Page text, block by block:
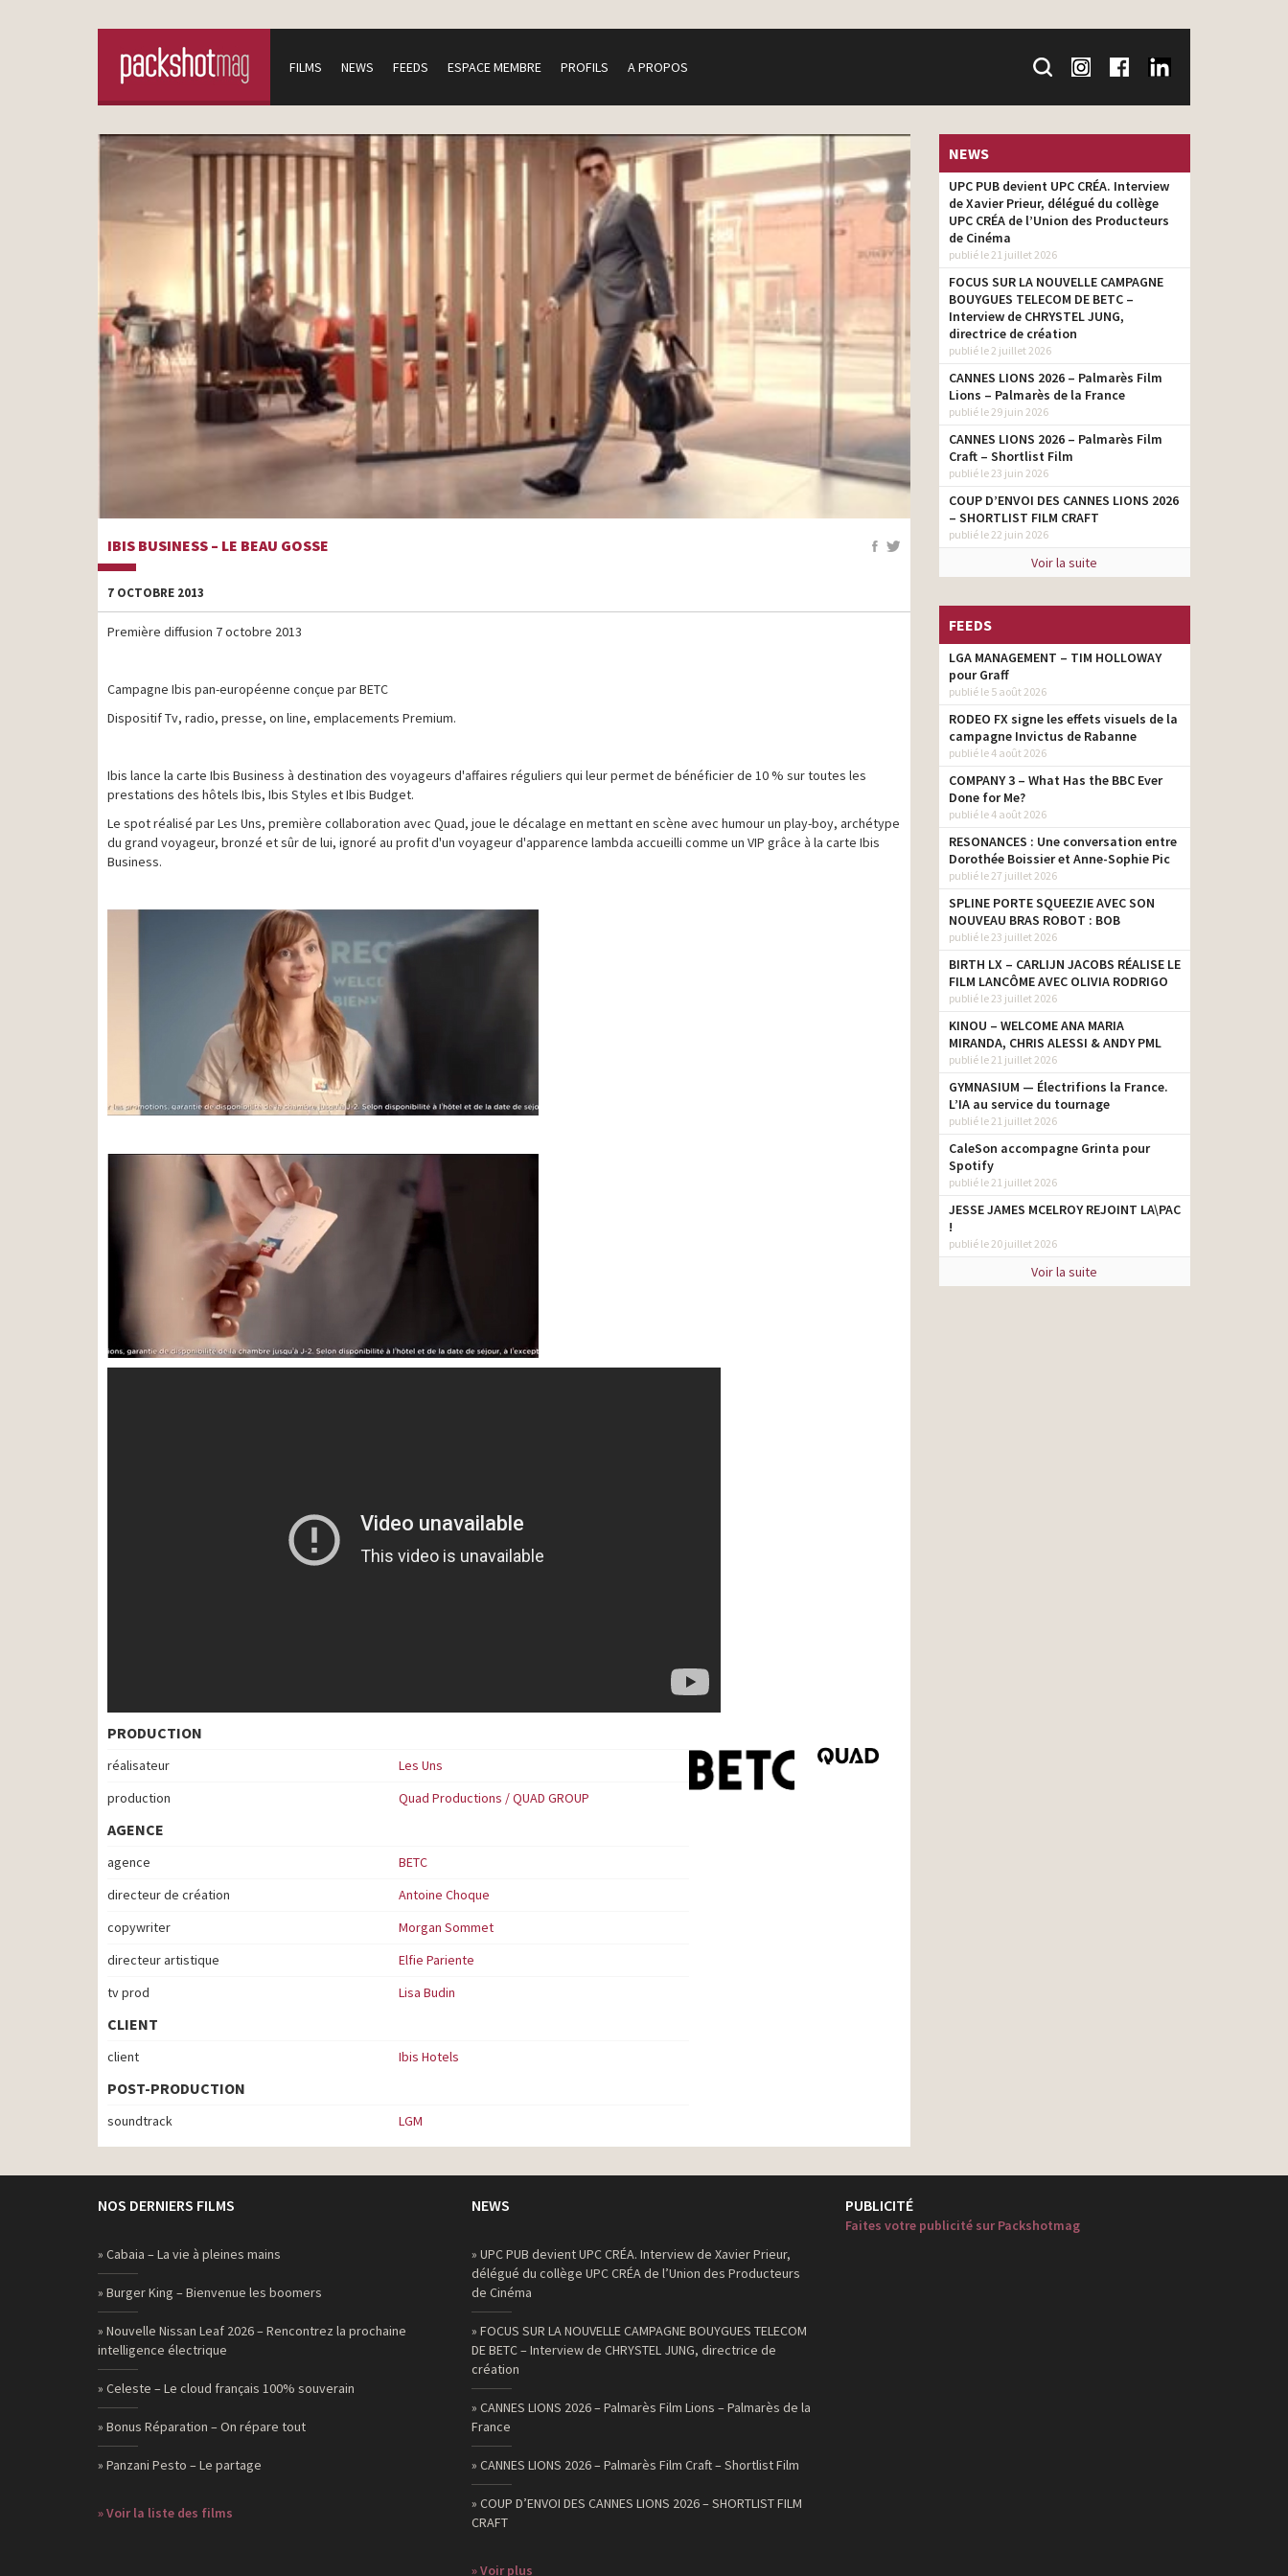
FILMS NEWS FEEDS ESPACE MEMBRE PROFILS A PROPOS
IBIS BUSINESS – LE BEAU GOSSE
7 OCTOBRE 2013
Première diffusion 7 octobre 2013
Campagne Ibis pan-européenne conçue par BETC
Dispositif Tv, radio, presse, on line, emplacements Premium.
Ibis lance la carte Ibis Business à destination des voyageurs d'affaires réguliers qui leur permet de bénéficier de 10 % sur toutes les
prestations des hôtels Ibis, Ibis Styles et Ibis Budget.
Le spot réalisé par Les Uns, première collaboration avec Quad, joue le décalage en mettant en scène avec humour un play-boy, archétype
du grand voyageur, bronzé et sûr de lui, ignoré au profit d'un voyageur d'apparence lambda accueilli comme un VIP grâce à la carte Ibis
Business.
PRODUCTION
réalisateur
Les Uns
production
Quad Productions / QUAD GROUP
AGENCE
agence
BETC
directeur de création
Antoine Choque
copywriter
Morgan Sommet
directeur artistique
Elfie Pariente
tv prod
Lisa Budin
CLIENT
client Ibis Hotels
POST-PRODUCTION
soundtrack LGM
NEWS
UPC PUB devient UPC CRÉA. Interview
de Xavier Prieur, délégué du collège
UPC CRÉA de l’Union des Producteurs
de Cinéma
publié le 21 juillet 2026
FOCUS SUR LA NOUVELLE CAMPAGNE
BOUYGUES TELECOM DE BETC –
Interview de CHRYSTEL JUNG,
directrice de création
publié le 2 juillet 2026
CANNES LIONS 2026 – Palmarès Film
Lions – Palmarès de la France
publié le 29 juin 2026
CANNES LIONS 2026 – Palmarès Film
Craft – Shortlist Film
publié le 23 juin 2026
COUP D’ENVOI DES CANNES LIONS 2026
– SHORTLIST FILM CRAFT
publié le 22 juin 2026
Voir la suite
FEEDS
LGA MANAGEMENT – TIM HOLLOWAY
pour Graff
publié le 5 août 2026
RODEO FX signe les effets visuels de la
campagne Invictus de Rabanne
publié le 4 août 2026
COMPANY 3 – What Has the BBC Ever
Done for Me?
publié le 4 août 2026
RESONANCES : Une conversation entre
Dorothée Boissier et Anne-Sophie Pic
publié le 27 juillet 2026
SPLINE PORTE SQUEEZIE AVEC SON
NOUVEAU BRAS ROBOT : BOB
publié le 23 juillet 2026
BIRTH LX – CARLIJN JACOBS RÉALISE LE
FILM LANCÔME AVEC OLIVIA RODRIGO
publié le 23 juillet 2026
KINOU – WELCOME ANA MARIA
MIRANDA, CHRIS ALESSI & ANDY PML
publié le 21 juillet 2026
GYMNASIUM — Électrifions la France.
L’IA au service du tournage
publié le 21 juillet 2026
CaleSon accompagne Grinta pour
Spotify
publié le 21 juillet 2026
JESSE JAMES MCELROY REJOINT LA\PAC
!
publié le 20 juillet 2026
Voir la suite
NOS DERNIERS FILMS
» Cabaia – La vie à pleines mains
» Burger King – Bienvenue les boomers
» Nouvelle Nissan Leaf 2026 – Rencontrez la prochaine
intelligence électrique
» Celeste – Le cloud français 100% souverain
» Bonus Réparation – On répare tout
» Panzani Pesto – Le partage
» Voir la liste des films
NEWS
» UPC PUB devient UPC CRÉA. Interview de Xavier Prieur,
délégué du collège UPC CRÉA de l’Union des Producteurs
de Cinéma
» FOCUS SUR LA NOUVELLE CAMPAGNE BOUYGUES TELECOM
DE BETC – Interview de CHRYSTEL JUNG, directrice de
création
» CANNES LIONS 2026 – Palmarès Film Lions – Palmarès de la
France
» CANNES LIONS 2026 – Palmarès Film Craft – Shortlist Film
» COUP D’ENVOI DES CANNES LIONS 2026 – SHORTLIST FILM
CRAFT
» Voir plus
PUBLICITÉ
Faites votre publicité sur Packshotmag